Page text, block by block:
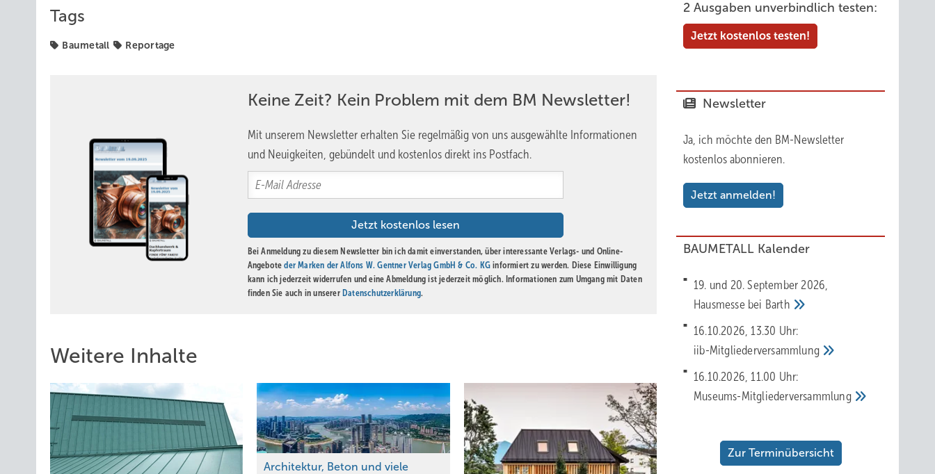
Tags
Baumetall Reportage
Keine Zeit? Kein Problem mit dem BM Newsletter!
Mit unserem Newsletter erhalten Sie regelmäßig von uns ausgewählte Informationen
und Neuigkeiten, gebündelt und kostenlos direkt ins Postfach.
Bei Anmeldung zu diesem Newsletter bin ich damit einverstanden, über interessante Verlags- und Online-
Angeboteder Marken der Alfons W. Gentner Verlag GmbH & Co. KG informiert zu werden. Diese Einwilligung
kann ich jederzeit widerrufen und eine Abmeldung ist jederzeit möglich. Informationen zum Umgang mit Daten
finden Sie auch in unserer Datenschutzerklärung.
Weitere Inhalte
Architektur, Beton und viele
2 Ausgaben unverbindlich testen:
Jetzt kostenlos testen!
Newsletter
Ja, ich möchte den BM-Newsletter
kostenlos abonnieren.
Jetzt anmelden!
BAUMETALL Kalender
19. und 20. September 2026,
Hausmesse bei Barth
16.10.2026, 13.30 Uhr:
iib-Mitgliederversammlung
16.10.2026, 11.00 Uhr:
Museums-Mitgliederversammlung
Zur Terminübersicht